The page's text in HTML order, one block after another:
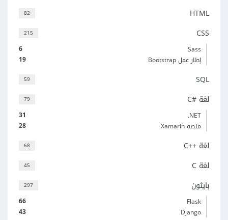
82 HTML
215 CSS
6
Sass
19
إطار عمل Bootstrap
59 SQL
79 لغة C#‎
31
‎.NET
28
منصة Xamarin
68 لغة C++‎
45 لغة C
297 بايثون
66
Flask
43
Django